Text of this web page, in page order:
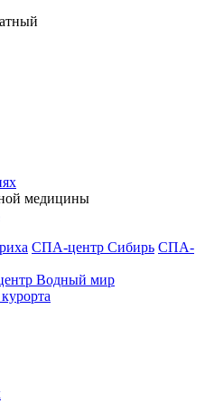
медицины
СПА-центр Сибирь СПА-
Водный мир